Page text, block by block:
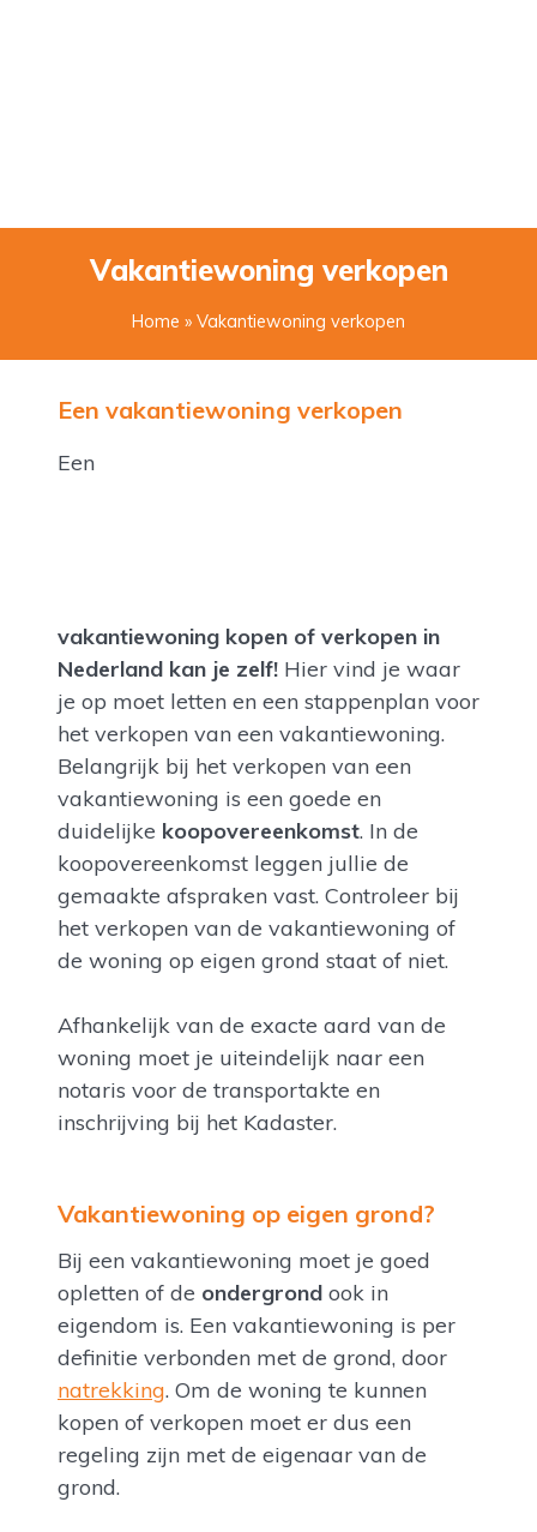
Vakantiewoning verkopen
Home » Vakantiewoning verkopen
Een vakantiewoning verkopen
Een
vakantiewoning kopen of verkopen in
Nederland kan je zelf! Hier vind je waar
je op moet letten en een stappenplan voor
het verkopen van een vakantiewoning.
Belangrijk bij het verkopen van een
vakantiewoning is een goede en
duidelijke koopovereenkomst. In de
koopovereenkomst leggen jullie de
gemaakte afspraken vast. Controleer bij
het verkopen van de vakantiewoning of
de woning op eigen grond staat of niet.
Afhankelijk van de exacte aard van de
woning moet je uiteindelijk naar een
notaris voor de transportakte en
inschrijving bij het Kadaster.
Vakantiewoning op eigen grond?
Bij een vakantiewoning moet je goed
opletten of de ondergrond ook in
eigendom is. Een vakantiewoning is per
definitie verbonden met de grond, door
natrekking. Om de woning te kunnen
kopen of verkopen moet er dus een
regeling zijn met de eigenaar van de
grond.